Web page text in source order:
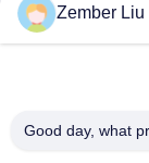
할인 등 다양한 정
Zember Liu
Good day, what